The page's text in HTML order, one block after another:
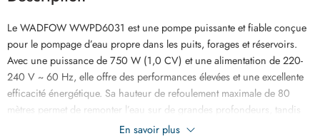
Le WADFOW WWPD6031 est une pompe puissante et fiable conçue
pour le pompage d’eau propre dans les puits, forages et réservoirs.
Avec une puissance de 750 W (1,0 CV) et une alimentation de 220-
240 V ~ 60 Hz, elle offre des performances élevées et une excellente
efficacité énergétique. Sa hauteur de refoulement maximale de 80
mètres permet de remonter l’eau sur de grandes profondeurs, tandis
que son débit allant jusqu’à 6,7 m³/h garantit un approvisionnement
En savoir plus